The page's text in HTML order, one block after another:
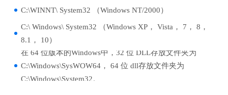
C:\WINNT\ System32 （Windows NT/2000）
C:\ Windows\ System32 （Windows XP， Vista， 7， 8，
8.1， 10）
在 64 位版本的Windows中，32 位 DLL存放文件夹为
C:\Windows\SysWOW64， 64 位 dll存放文件夹为
C:\Windows\System32。